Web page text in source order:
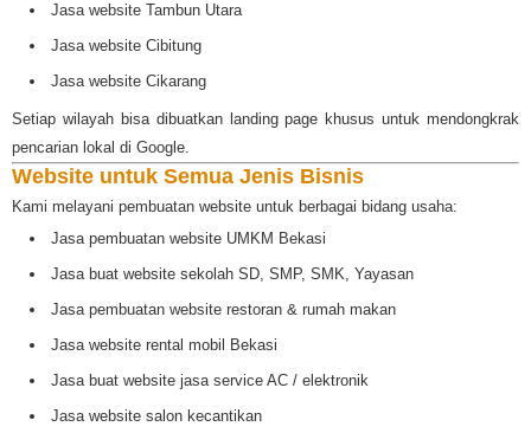
Jasa website Tambun Utara
Jasa website Cibitung
Jasa website Cikarang
Setiap wilayah bisa dibuatkan landing page khusus untuk mendongkrak
pencarian lokal di Google.
Website untuk Semua Jenis Bisnis
Kami melayani pembuatan website untuk berbagai bidang usaha:
Jasa pembuatan website UMKM Bekasi
Jasa buat website sekolah SD, SMP, SMK, Yayasan
Jasa pembuatan website restoran & rumah makan
Jasa website rental mobil Bekasi
Jasa buat website jasa service AC / elektronik
Jasa website salon kecantikan